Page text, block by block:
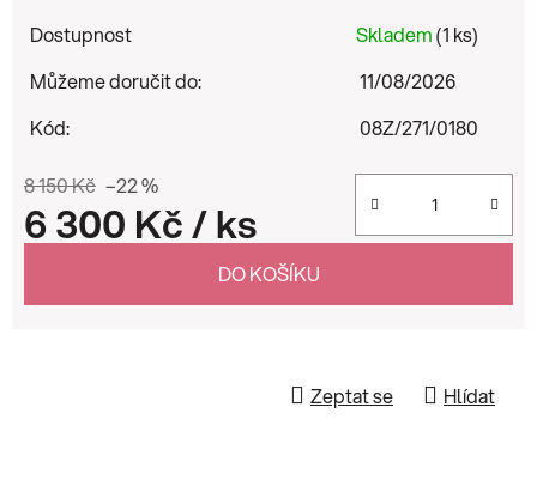
Dostupnost Skladem(1 ks)
Můžeme doručit do:
11/08/2026
Kód:
08Z/271/0180
8 150 Kč –22 %
6 300 Kč/ ks
DO KOŠÍKU
Zeptat se Hlídat